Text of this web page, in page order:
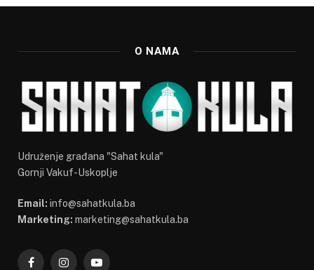
O NAMA
Udruženje građana "Sahat kula"
Gornji Vakuf-Uskoplje
Email: info@sahatkula.ba
Marketing: marketing@sahatkula.ba